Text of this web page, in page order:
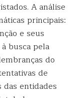
A análise
principais:
e seus
busca pela
do
de
entidades